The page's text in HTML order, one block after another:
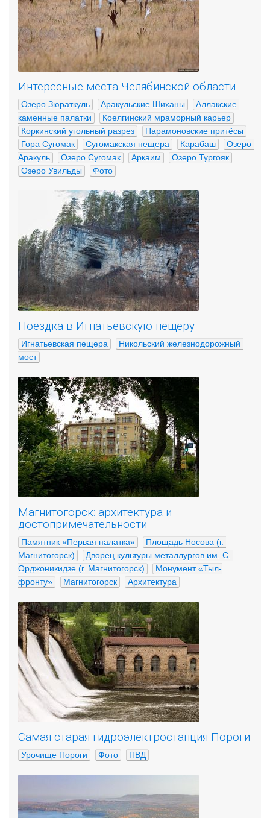
Интересные места Челябинской области
Озеро Зюраткуль Аракульские Шиханы
Аллакские
каменные палатки
Коелгинский мраморный карьер
Коркинский угольный разрез
Парамоновские притёсы
Гора Сугомак
Сугомакская пещера Карабаш
Озеро
Аракуль
Озеро Сугомак Аркаим
Озеро Тургояк
Озеро Увильды
Фото
Поездка в Игнатьевскую пещеру
Игнатьевская пещера
Никольский железнодорожный
мост
Магнитогорск: архитектура и
достопримечательности
Памятник «Первая палатка»
Площадь Носова (г.
Магнитогорск)
Дворец культуры металлургов им. С.
Орджоникидзе (г. Магнитогорск)
Монумент «Тыл-
фронту»
Магнитогорск Архитектура
Самая старая гидроэлектростанция Пороги
Урочище Пороги Фото ПВД